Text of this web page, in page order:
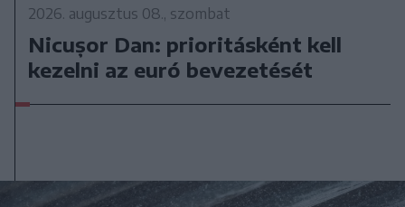
2026. augusztus 08., szombat
Nicușor Dan: prioritásként kell
kezelni az euró bevezetését